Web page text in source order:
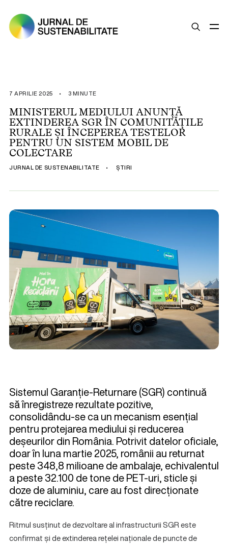
ȘTIRI
OPINII
ESG
LEGISLAȚIE
BUNE PRACTICI
COMPANII SUSTENABILE
7 APRILIE 2025 • 3 MINUTE
MINISTERUL MEDIULUI ANUNȚĂ
EXTINDEREA SGR ÎN COMUNITĂȚILE
RURALE ȘI ÎNCEPEREA TESTELOR
PENTRU UN SISTEM MOBIL DE
COLECTARE
JURNAL DE SUSTENABILITATE • ȘTIRI
Sistemul Garanție-Returnare (SGR) continuă
să înregistreze rezultate pozitive,
consolidându-se ca un mecanism esențial
pentru protejarea mediului și reducerea
deșeurilor din România. Potrivit datelor oficiale,
doar în luna martie 2025, românii au returnat
peste 348,8 milioane de ambalaje, echivalentul
a peste 32.100 de tone de PET-uri, sticle și
doze de aluminiu, care au fost direcționate
către reciclare.
Ritmul susținut de dezvoltare al infrastructurii SGR este
confirmat și de extinderea rețelei naționale de puncte de